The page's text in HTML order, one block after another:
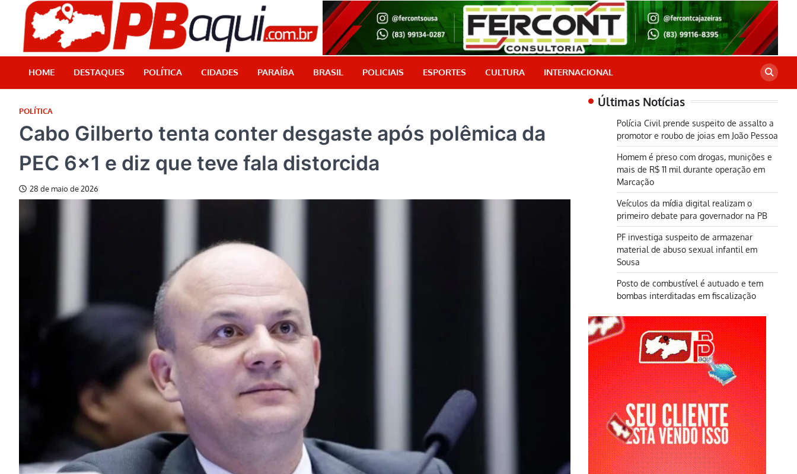
content
PB Aqui
Jornalismo com credibilidade, é aqui!
HOME DESTAQUES POLÍTICA CIDADES PARAÍBA BRASIL POLICIAIS ESPORTES CULTURA INTERNACIONAL
POLÍTICA
Cabo Gilberto tenta conter desgaste após polêmica da
PEC 6×1 e diz que teve fala distorcida
28 de maio de 2026
Últimas Notícias
Polícia Civil prende suspeito de assalto a
promotor e roubo de joias em João Pessoa
Homem é preso com drogas, munições e
mais de R$ 11 mil durante operação em
Marcação
Veículos da mídia digital realizam o
primeiro debate para governador na PB
PF investiga suspeito de armazenar
material de abuso sexual infantil em
Sousa
Posto de combustível é autuado e tem
bombas interditadas em fiscalização